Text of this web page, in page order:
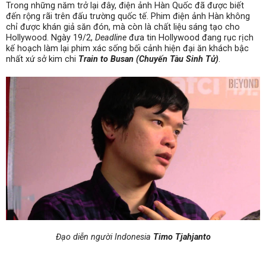
Trong những năm trở lại đây, điện ảnh Hàn Quốc đã được biết
đến rộng rãi trên đấu trường quốc tế. Phim điện ảnh Hàn không
chỉ được khán giả săn đón, mà còn là chất liệu sáng tạo cho
Hollywood. Ngày 19/2, Deadline đưa tin Hollywood đang rục rịch
kế hoạch làm lại phim xác sống bối cảnh hiện đại ăn khách bậc
nhất xứ sở kim chi Train to Busan (Chuyến Tàu Sinh Tử).
Đạo diễn người Indonesia Timo Tjahjanto